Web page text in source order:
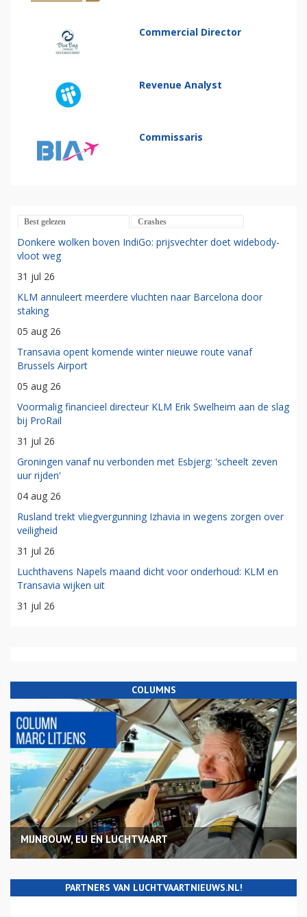
Commercial Director
Revenue Analyst
Commissaris
Best gelezen Crashes
Donkere wolken boven IndiGo: prijsvechter doet widebody-
vloot weg
31 jul 26
KLM annuleert meerdere vluchten naar Barcelona door
staking
05 aug 26
Transavia opent komende winter nieuwe route vanaf
Brussels Airport
05 aug 26
Voormalig financieel directeur KLM Erik Swelheim aan de slag
bij ProRail
31 jul 26
Groningen vanaf nu verbonden met Esbjerg: 'scheelt zeven
uur rijden'
04 aug 26
Rusland trekt vliegvergunning Izhavia in wegens zorgen over
veiligheid
31 jul 26
Luchthavens Napels maand dicht voor onderhoud: KLM en
Transavia wijken uit
31 jul 26
COLUMNS
MIJNBOUW, EU EN LUCHTVAART
PARTNERS VAN LUCHTVAARTNIEUWS.NL!